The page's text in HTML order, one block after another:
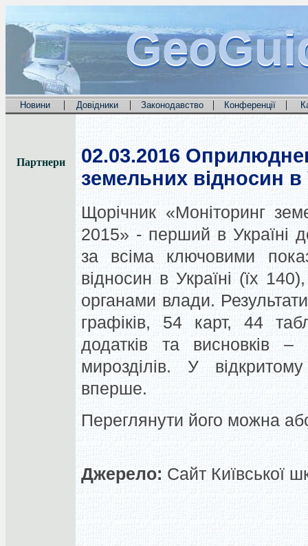
Новини | Довідники | Законодавство | Конференції |
Партнери 02.03.2016
земельних відносин в
Щорічник «Моніторинг
2015» - перший в Україні
за всіма ключовими
відносин в Україні (їх
органами влади.
графіків, 54 карт, 44
додатків та висновків
мирозділів. У
вперше.
Переглянути його можна
Джерело: Сайт Київської